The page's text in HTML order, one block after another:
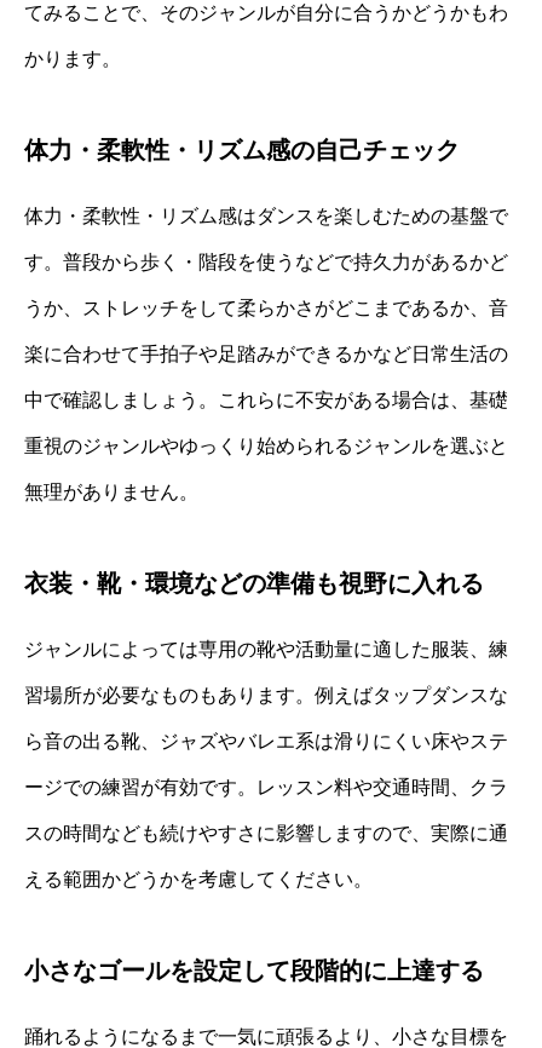
てみることで、そのジャンルが自分に合うかどうかもわ
かります。
体力・柔軟性・リズム感の自己チェック
体力・柔軟性・リズム感はダンスを楽しむための基盤で
す。普段から歩く・階段を使うなどで持久力があるかど
うか、ストレッチをして柔らかさがどこまであるか、音
楽に合わせて手拍子や足踏みができるかなど日常生活の
中で確認しましょう。これらに不安がある場合は、基礎
重視のジャンルやゆっくり始められるジャンルを選ぶと
無理がありません。
衣装・靴・環境などの準備も視野に入れる
ジャンルによっては専用の靴や活動量に適した服装、練
習場所が必要なものもあります。例えばタップダンスな
ら音の出る靴、ジャズやバレエ系は滑りにくい床やステ
ージでの練習が有効です。レッスン料や交通時間、クラ
スの時間なども続けやすさに影響しますので、実際に通
える範囲かどうかを考慮してください。
小さなゴールを設定して段階的に上達する
踊れるようになるまで一気に頑張るより、小さな目標を